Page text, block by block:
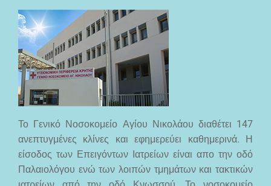
Το Γενικό Νοσοκομείο Αγίου Νικολάου διαθέτει 147
ανεπτυγμένες κλίνες και εφημερεύει καθημερινά. Η
είσοδος των Επειγόντων Ιατρείων είναι απο την οδό
Παλαιολόγου ενώ των λοιπών τμημάτων και τακτικών